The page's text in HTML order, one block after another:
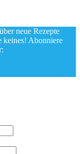
neue Rezepte
keines! Abonniere